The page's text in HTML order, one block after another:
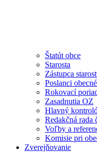
Štatút obce
Starosta
Zástupca
Poslanci
Rokovací
Zasadnutia OZ
Hlavný
Redakčná rada
Voľby a
Komisie pri
Zverejňovanie